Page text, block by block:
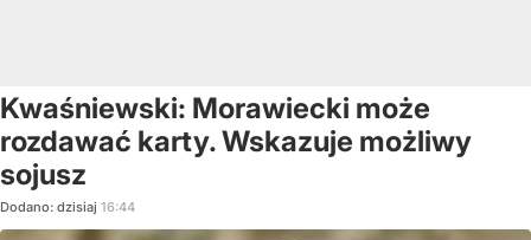
Kwaśniewski: Morawiecki może
rozdawać karty. Wskazuje możliwy
sojusz
Dodano: dzisiaj 16:44